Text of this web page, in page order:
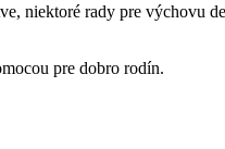
niektoré rady pre
pre dobro rodín.